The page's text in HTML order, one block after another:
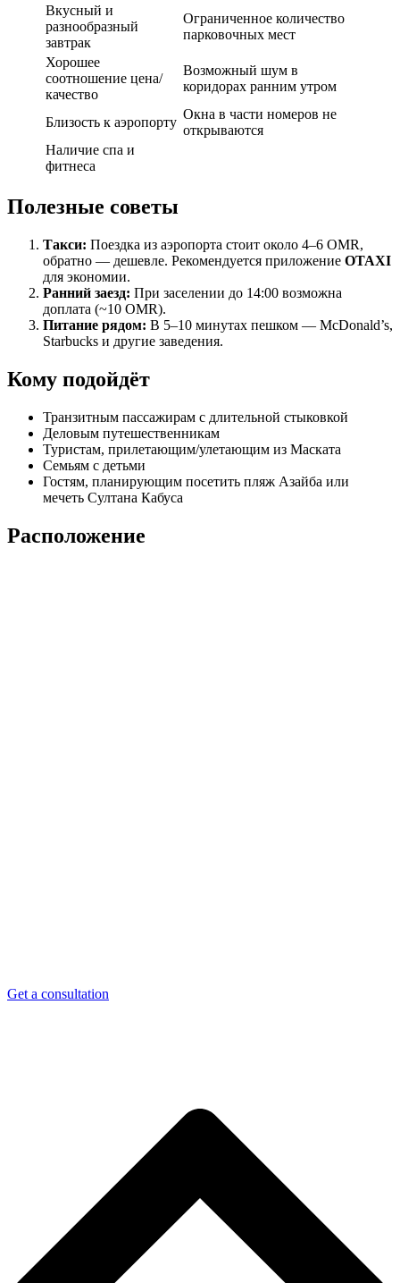
Вкусный и
разнообразный
завтрак
Ограниченное количество
парковочных мест
Хорошее
соотношение цена/
качество
Возможный шум в
коридорах ранним утром
Близость к аэропорту
Окна в части номеров не
открываются
Наличие спа и
фитнеса
Полезные советы
Такси: Поездка из аэропорта стоит около 4–6 OMR,
обратно — дешевле. Рекомендуется приложение OTAXI
для экономии.
Ранний заезд: При заселении до 14:00 возможна
доплата (~10 OMR).
Питание рядом: В 5–10 минутах пешком — McDonald’s,
Starbucks и другие заведения.
Кому подойдёт
Транзитным пассажирам с длительной стыковкой
Деловым путешественникам
Туристам, прилетающим/улетающим из Маската
Семьям с детьми
Гостям, планирующим посетить пляж Азайба или
мечеть Султана Кабуса
Расположение
Get a consultation